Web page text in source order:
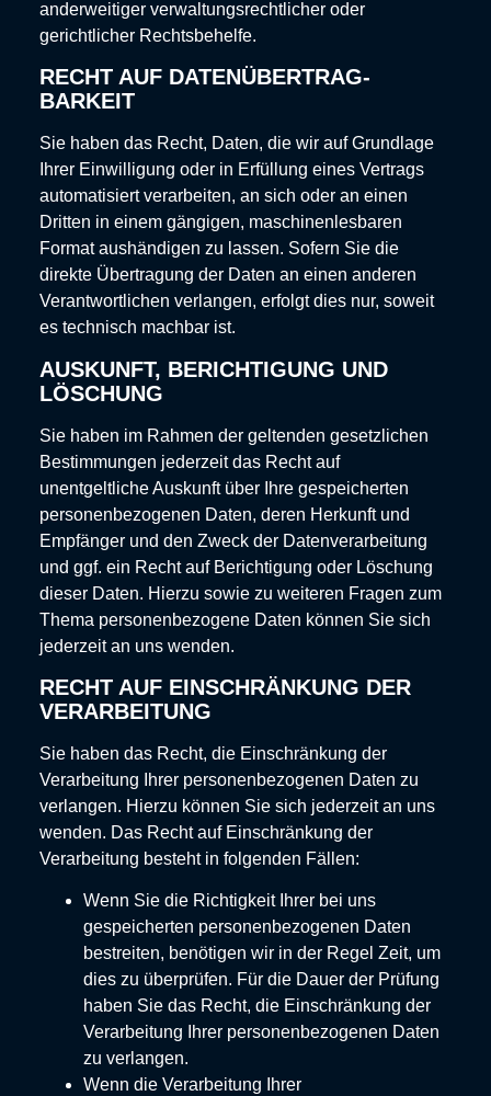
anderweitiger verwaltungsrechtlicher oder
gerichtlicher Rechtsbehelfe.
RECHT AUF DATEN­ÜBERTRAG­
BARKEIT
Sie haben das Recht, Daten, die wir auf Grundlage
Ihrer Einwilligung oder in Erfüllung eines Vertrags
automatisiert verarbeiten, an sich oder an einen
Dritten in einem gängigen, maschinenlesbaren
Format aushändigen zu lassen. Sofern Sie die
direkte Übertragung der Daten an einen anderen
Verantwortlichen verlangen, erfolgt dies nur, soweit
es technisch machbar ist.
AUSKUNFT, BERICHTIGUNG UND
LÖSCHUNG
Sie haben im Rahmen der geltenden gesetzlichen
Bestimmungen jederzeit das Recht auf
unentgeltliche Auskunft über Ihre gespeicherten
personenbezogenen Daten, deren Herkunft und
Empfänger und den Zweck der Datenverarbeitung
und ggf. ein Recht auf Berichtigung oder Löschung
dieser Daten. Hierzu sowie zu weiteren Fragen zum
Thema personenbezogene Daten können Sie sich
jederzeit an uns wenden.
RECHT AUF EINSCHRÄNKUNG DER
VERARBEITUNG
Sie haben das Recht, die Einschränkung der
Verarbeitung Ihrer personenbezogenen Daten zu
verlangen. Hierzu können Sie sich jederzeit an uns
wenden. Das Recht auf Einschränkung der
Verarbeitung besteht in folgenden Fällen:
Wenn Sie die Richtigkeit Ihrer bei uns
gespeicherten personenbezogenen Daten
bestreiten, benötigen wir in der Regel Zeit, um
dies zu überprüfen. Für die Dauer der Prüfung
haben Sie das Recht, die Einschränkung der
Verarbeitung Ihrer personenbezogenen Daten
zu verlangen.
Wenn die Verarbeitung Ihrer